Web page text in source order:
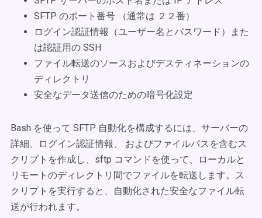
SFTP のポート番号 （通常は ２２番）
ログイン認証情報（ユーザー名とパスワード）また
は認証用の SSH
ファイル転送のソースおよびデスティネーションの
ディレクトリ
安全なデータ送信のための暗号化設定
Bash を使って SFTP 自動化を構成するには、サーバーの
詳細、ログイン認証情報、 およびファイルパスを含むス
クリプトを作成し、sftp コマンドを使って、ローカルと
リモートのディレクトリ間でファイルを転送します。ス
クリプトを実行すると、自動化された安全なファイル転
送が行われます。